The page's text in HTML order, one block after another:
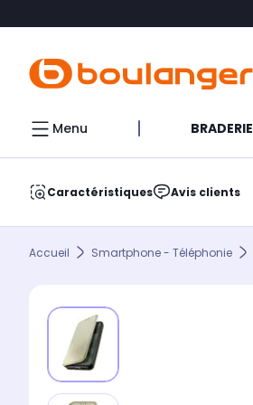
Menu BRADERIE
Caractéristiques Avis clients
Accueil Smartphone - Téléphonie